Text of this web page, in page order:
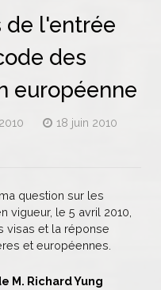
de l'entrée
des
européenne
18 juin 2010
question sur les
vigueur, le 5 avril 2010,
visas et la réponse
et européennes.
M. Richard Yung